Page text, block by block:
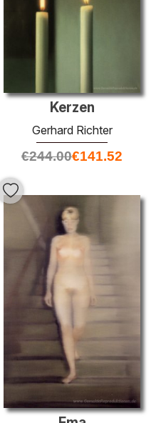
Kerzen
Gerhard Richter
€244.00€141.52